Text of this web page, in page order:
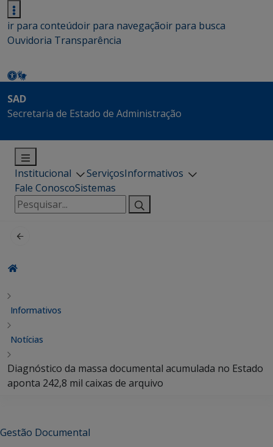
ir para conteúdoir para navegaçãoir para busca
Ouvidoria Transparência
SAD
Secretaria de Estado de Administração
Institucional ServiçosInformativos
Fale ConoscoSistemas
Pesquisar
por:
Informativos
Notícias
Diagnóstico da massa documental acumulada no Estado
aponta 242,8 mil caixas de arquivo
Gestão Documental